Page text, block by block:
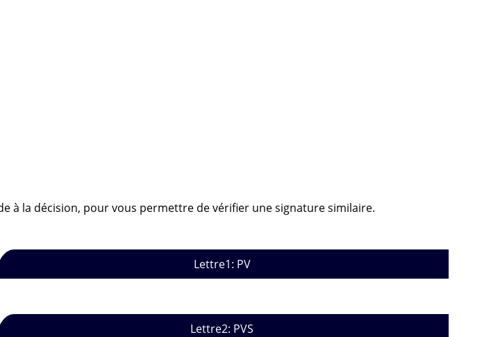
à la décision, pour vous permettre de vérifier une signature similaire.
Lettre1: PV
Lettre2: PVS